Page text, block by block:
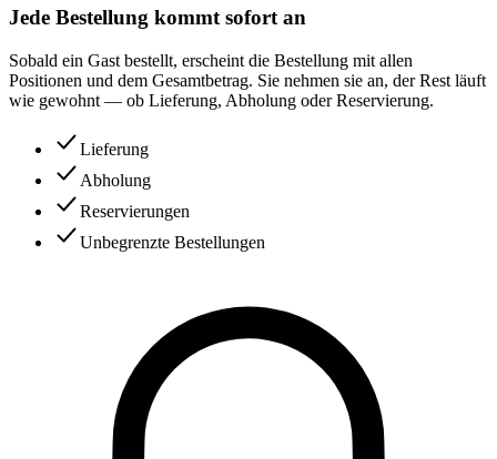
Jede Bestellung kommt sofort an
Sobald ein Gast bestellt, erscheint die Bestellung mit allen
Positionen und dem Gesamtbetrag. Sie nehmen sie an, der Rest läuft
wie gewohnt — ob Lieferung, Abholung oder Reservierung.
Lieferung
Abholung
Reservierungen
Unbegrenzte Bestellungen